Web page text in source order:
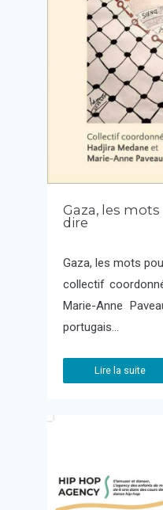
Gaza, les
dire
Gaza, les mots
collectif
Marie-Anne
portugais…
Lire la suite